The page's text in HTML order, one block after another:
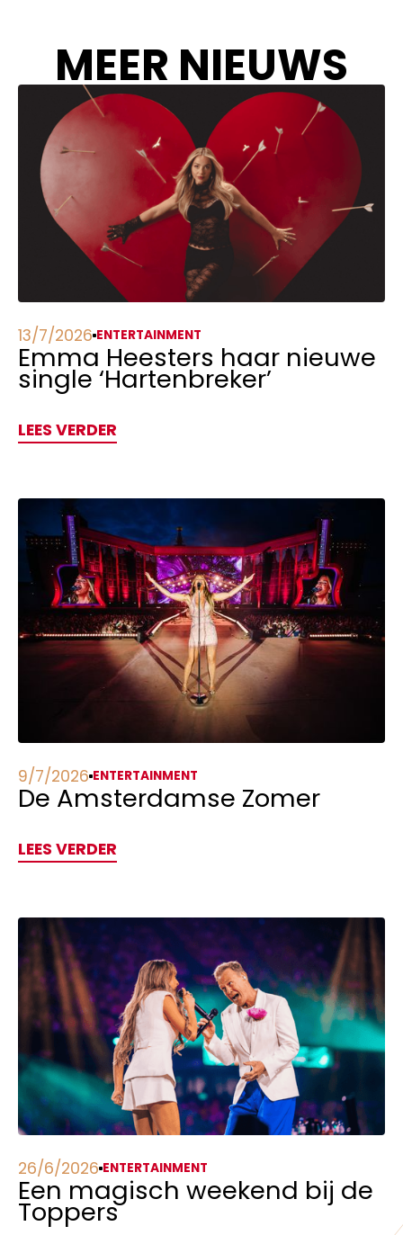
MEER NIEUWS
Emma Heesters haar nieuwe
single ‘Hartenbreker’
13/7/2026 ENTERTAINMENT
LEES VERDER
De Amsterdamse Zomer
9/7/2026 ENTERTAINMENT
LEES VERDER
Een magisch weekend bij de
Toppers
26/6/2026 ENTERTAINMENT